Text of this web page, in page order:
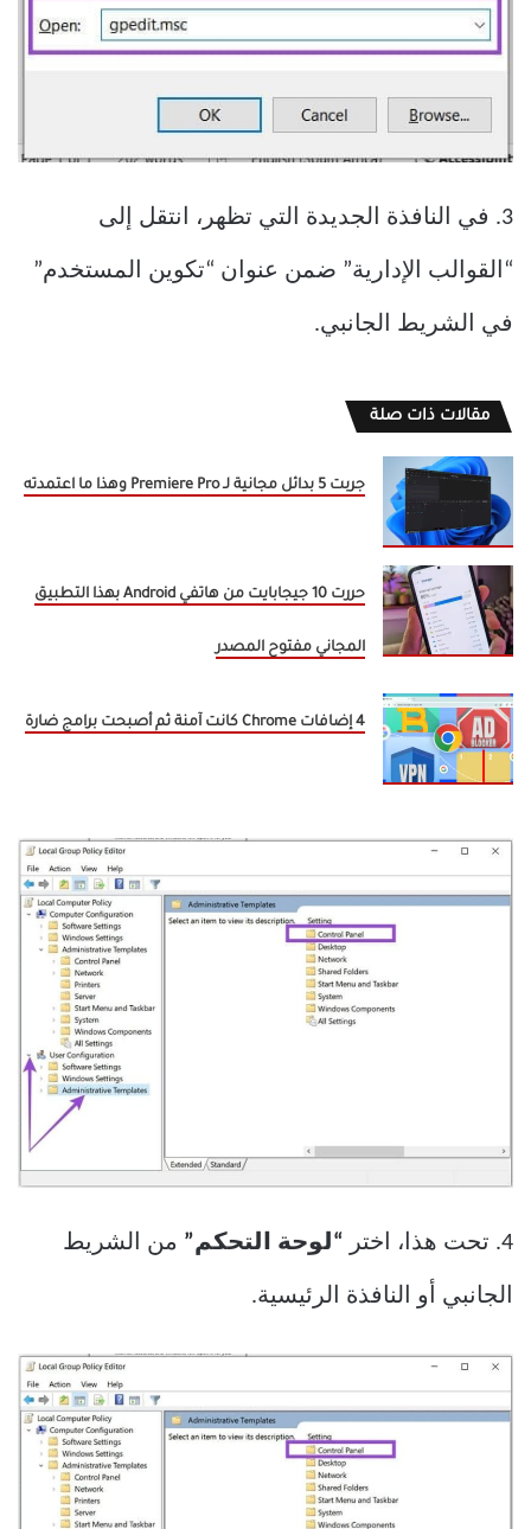
3. في النافذة الجديدة التي تظهر، انتقل إلى
“القوالب الإدارية” ضمن عنوان “تكوين المستخدم”
في الشريط الجانبي.
مقالات ذات صلة
جربت 5 بدائل مجانية لـ Premiere Pro وهذا ما اعتمدته
حررت 10 جيجابايت من هاتفي Android بهذا التطبيق
المجاني مفتوح المصدر
4 إضافات Chrome كانت آمنة ثم أصبحت برامج ضارة
4. تحت هذا، اختر “لوحة التحكم” من الشريط
الجانبي أو النافذة الرئيسية.